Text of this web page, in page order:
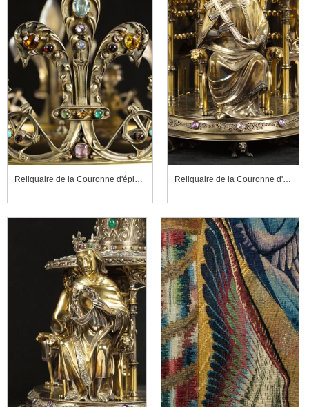
Reliquaire de la Couronne d'épines (détail) Reliquaire de la Couronne d'épines (détail)